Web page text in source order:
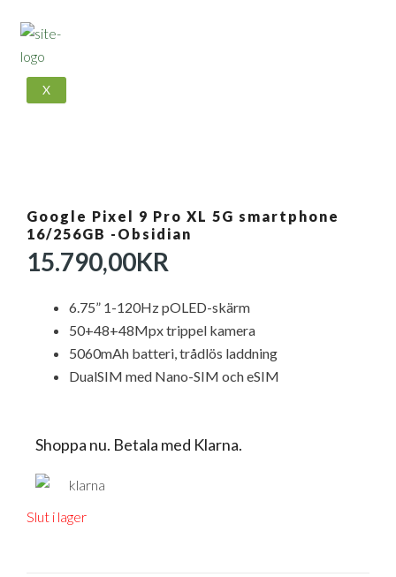
X
Google Pixel 9 Pro XL 5G smartphone
16/256GB -Obsidian
15.790,00KR
6.75” 1-120Hz pOLED-skärm
50+48+48Mpx trippel kamera
5060mAh batteri, trådlös laddning
DualSIM med Nano-SIM och eSIM
Shoppa nu. Betala med Klarna.
Slut i lager